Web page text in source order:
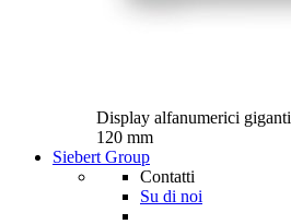
Display alfanumerici giganti
120 mm
Siebert Group
Contatti
Su di noi